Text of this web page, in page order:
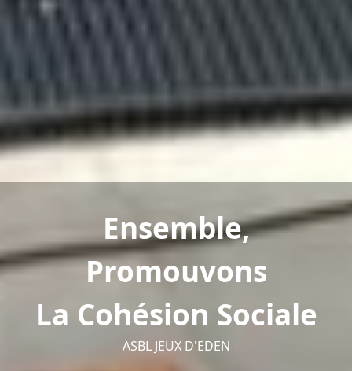
Ensemble,
Promouvons
La Cohésion Sociale
ASBL JEUX D'EDEN